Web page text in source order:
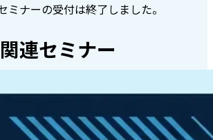
ミナーの受付は終了しました。
関連セミナー